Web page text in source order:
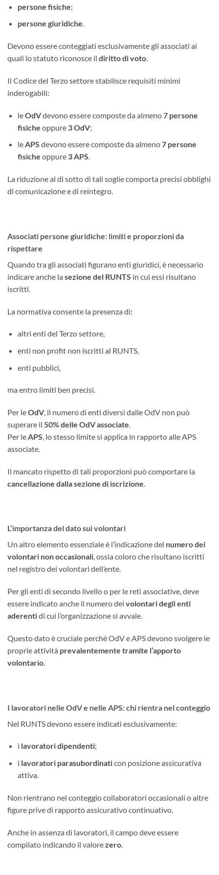
persone fisiche;
persone giuridiche.
Devono essere conteggiati esclusivamente gli associati ai
quali lo statuto riconosce il diritto di voto.
Il Codice del Terzo settore stabilisce requisiti minimi
inderogabili:
leOdVdevono essere composte da almeno7 persone
fisiche oppure 3 OdV;
leAPS devono essere composte da almeno7 persone
fisiche oppure 3 APS.
La riduzione al di sotto di tali soglie comporta precisi obblighi
di comunicazione e di reintegro.
Associati persone giuridiche: limiti e proporzioni da
rispettare
Quando tra gli associati figurano enti giuridici, è necessario
indicare anche la sezione del RUNTS in cui essi risultano
iscritti.
La normativa consente la presenza di:
altri enti del Terzo settore,
enti non profit non iscritti al RUNTS,
enti pubblici,
ma entro limiti ben precisi.
Per leOdV, il numero di enti diversi dalle OdV non può
superare il 50% delle OdV associate.
Per leAPS, lo stesso limite si applica in rapporto alle APS
associate.
Il mancato rispetto di tali proporzioni può comportare la
cancellazione dalla sezione di iscrizione.
L’importanza del dato sui volontari
Un altro elemento essenziale è l’indicazione del numero dei
volontari non occasionali, ossia coloro che risultano iscritti
nel registro dei volontari dell’ente.
Per gli enti di secondo livello o per le reti associative, deve
essere indicato anche il numero dei volontari degli enti
aderentidi cui l’organizzazione si avvale.
Questo dato è cruciale perché OdV e APS devono svolgere le
proprie attività prevalentemente tramite l’apporto
volontario.
I lavoratori nelle OdV e nelle APS: chi rientra nel conteggio
Nel RUNTS devono essere indicati esclusivamente:
i lavoratori dipendenti;
i lavoratori parasubordinaticon posizione assicurativa
attiva.
Non rientrano nel conteggio collaboratori occasionali o altre
figure prive di rapporto assicurativo continuativo.
Anche in assenza di lavoratori, il campo deve essere
compilato indicando il valorezero